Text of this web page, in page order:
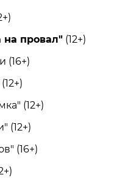
на провал" (12+)
(16+)
(12+)
(12+)
(16+)